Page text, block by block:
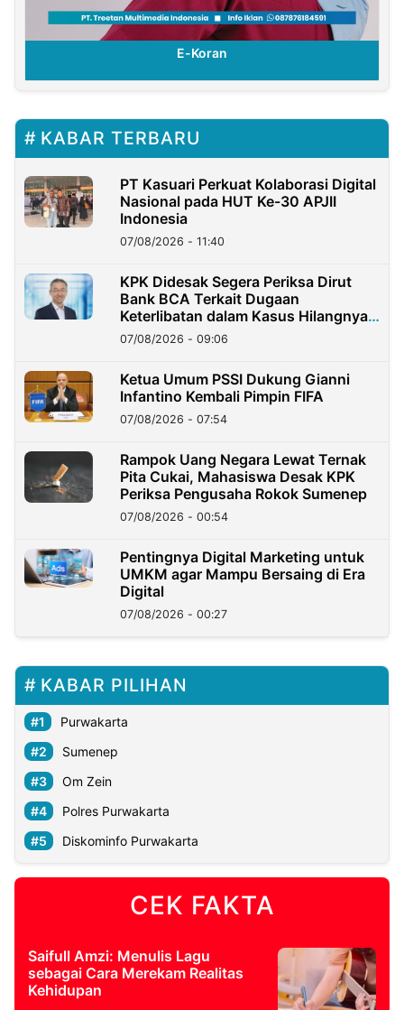
E-Koran
KABAR TERBARU
PT Kasuari Perkuat Kolaborasi Digital
Nasional pada HUT Ke-30 APJII
Indonesia
07/08/2026 - 11:40
KPK Didesak Segera Periksa Dirut
Bank BCA Terkait Dugaan
Keterlibatan dalam Kasus Hilangnya
Dana Nasabah Rp2,58 Miliar
07/08/2026 - 09:06
Ketua Umum PSSI Dukung Gianni
Infantino Kembali Pimpin FIFA
07/08/2026 - 07:54
Rampok Uang Negara Lewat Ternak
Pita Cukai, Mahasiswa Desak KPK
Periksa Pengusaha Rokok Sumenep
07/08/2026 - 00:54
Pentingnya Digital Marketing untuk
UMKM agar Mampu Bersaing di Era
Digital
07/08/2026 - 00:27
KABAR PILIHAN
Purwakarta
Sumenep
Om Zein
Polres Purwakarta
Diskominfo Purwakarta
CEK FAKTA
Saifull Amzi: Menulis Lagu
sebagai Cara Merekam Realitas
Kehidupan